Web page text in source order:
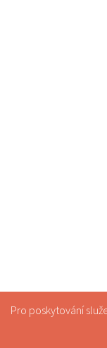
Pro poskytování